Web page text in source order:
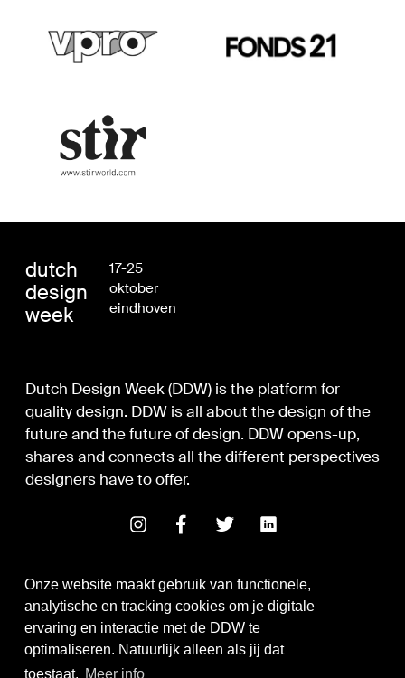
Onze website maakt gebruik van functionele,
analytische en tracking cookies om je digitale
ervaring en interactie met de DDW te
optimaliseren. Natuurlijk alleen als jij dat
toestaat. Meer info
dutch
design
week
17-25
oktober
eindhoven
Dutch Design Week (DDW) is the platform for
quality design. DDW is all about the design of the
future and the future of design. DDW opens-up,
shares and connects all the different perspectives
designers have to offer.